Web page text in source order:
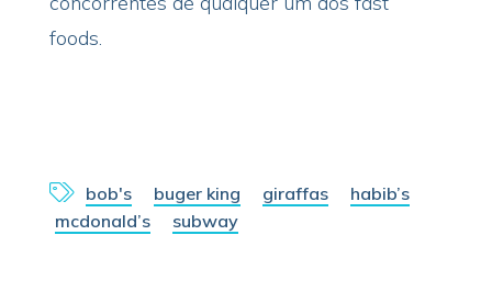
foods.
bob's buger king giraffas
habib’s
mcdonald’s
subway